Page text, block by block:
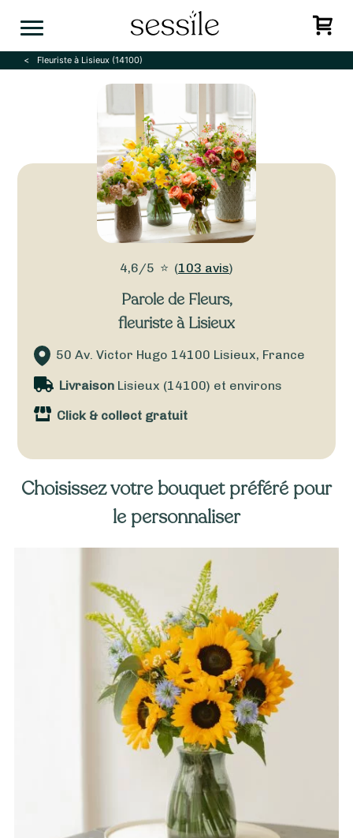
Fleuriste à Lisieux (14100)
4,6/5 ⭐ (103 avis)
Parole de Fleurs,
fleuriste à Lisieux
50 Av. Victor Hugo 14100 Lisieux, France
LivraisonLisieux (14100) et environs
Click & collect gratuit
Choisissez votre bouquet préféré pour
le personnaliser